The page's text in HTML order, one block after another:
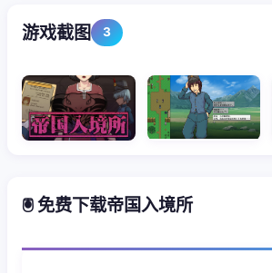
游戏截图 3
🖲️ 免费下载帝国入境所